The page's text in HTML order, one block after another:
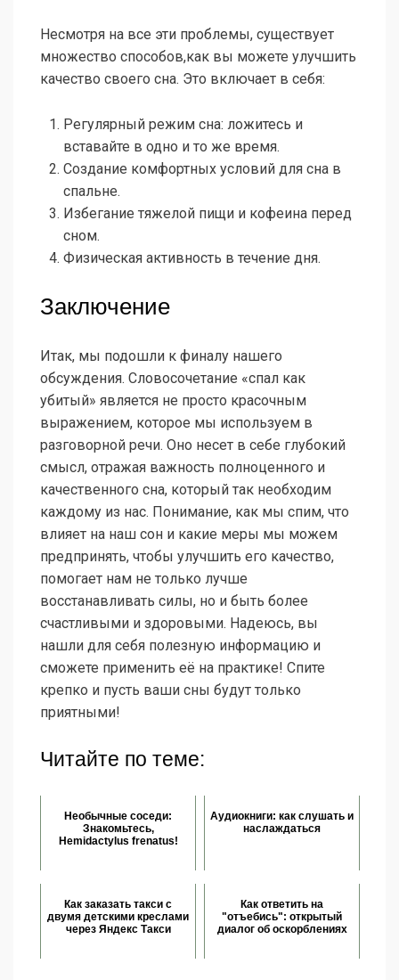
Несмотря на все эти проблемы, существует
множество способов,как вы можете улучшить
качество своего сна. Это включает в себя:
Регулярный режим сна: ложитесь и
вставайте в одно и то же время.
Создание комфортных условий для сна в
спальне.
Избегание тяжелой пищи и кофеина перед
сном.
Физическая активность в течение дня.
Заключение
Итак, мы подошли к финалу нашего
обсуждения. Словосочетание «спал как
убитый» является не просто красочным
выражением, которое мы используем в
разговорной речи. Оно несет в себе глубокий
смысл, отражая важность полноценного и
качественного сна, который так необходим
каждому из нас. Понимание, как мы спим, что
влияет на наш сон и какие меры мы можем
предпринять, чтобы улучшить его качество,
помогает нам не только лучше
восстанавливать силы, но и быть более
счастливыми и здоровыми. Надеюсь, вы
нашли для себя полезную информацию и
сможете применить её на практике! Спите
крепко и пусть ваши сны будут только
приятными!
Читайте по теме:
Необычные соседи:
Знакомьтесь,
Hemidactylus frenatus!
Аудиокниги: как слушать и
наслаждаться
Как заказать такси с
двумя детскими креслами
через Яндекс Такси
Как ответить на
"отъебись": открытый
диалог об оскорблениях